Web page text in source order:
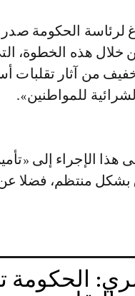
من آثار تقلبات
للمواطنين».
هذا الإجراء إلى
بشكل منتظم، فضلا
الحكومة